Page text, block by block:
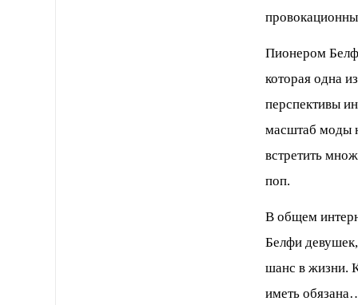
Пионером
которая одна
перспективы
масштаб моды
встретить
поп.
В общем
Белфи
шанс в жизни.
иметь